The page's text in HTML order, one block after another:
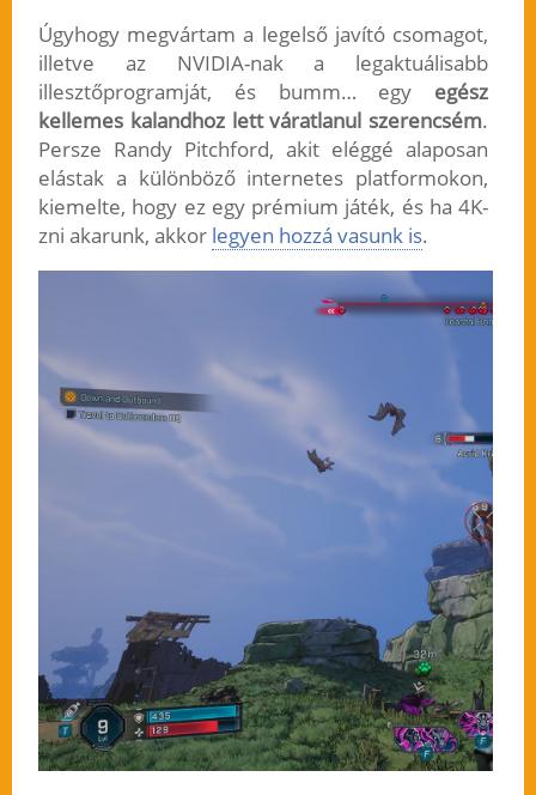
Úgyhogy megvártam a legelső javító csomagot,
illetve az NVIDIA-nak a legaktuálisabb
illesztőprogramját, és bumm… egy egész
kellemes kalandhoz lett váratlanul szerencsém.
Persze Randy Pitchford, akit eléggé alaposan
elástak a különböző internetes platformokon,
kiemelte, hogy ez egy prémium játék, és ha 4K-
zni akarunk, akkor legyen hozzá vasunk is.